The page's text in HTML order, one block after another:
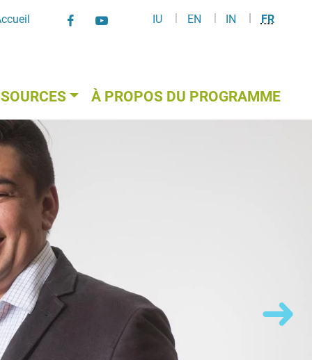
Fermer
Rechercher
Toggle - FR
Social Links
FacebookYouTubeIU EN IN FR
À PROPOS DU PROGRAMME